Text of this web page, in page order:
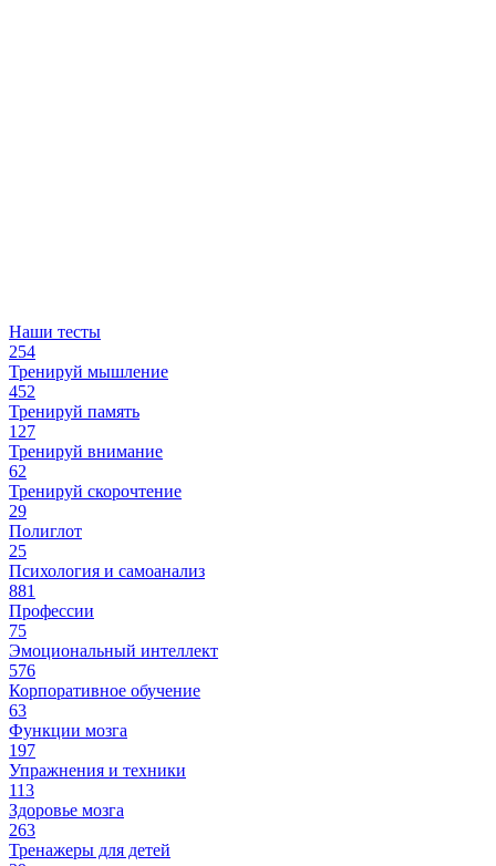
Наши тесты
254
Тренируй мышление
452
Тренируй память
127
Тренируй внимание
62
Тренируй скорочтение
29
Полиглот
25
Психология и самоанализ
881
Профессии
75
Эмоциональный интеллект
576
Корпоративное обучение
63
Функции мозга
197
Упражнения и техники
113
Здоровье мозга
263
Тренажеры для детей